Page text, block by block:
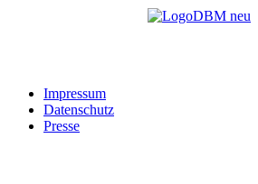
Impressum
Datenschutz
Presse